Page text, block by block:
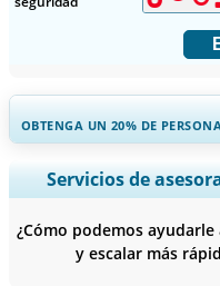
OBTENGA UN 20% DE
Ampliar la cobertura
Perfiles de empresas,
Servicios de
¿Cómo podemos
y escalar más